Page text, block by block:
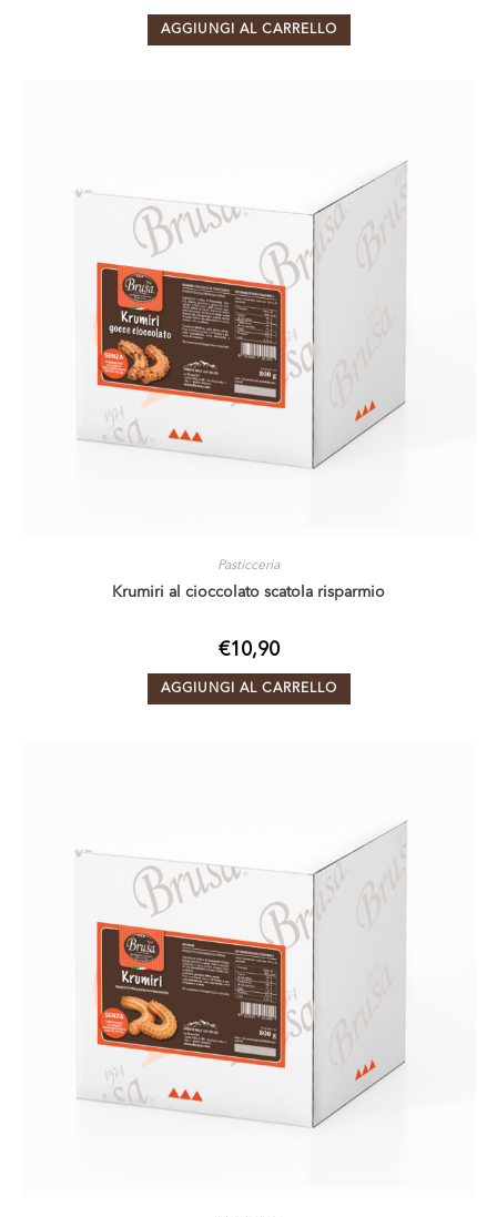
AGGIUNGI AL CARRELLO
Pasticceria
Krumiri al cioccolato scatola risparmio
€10,90
AGGIUNGI AL CARRELLO